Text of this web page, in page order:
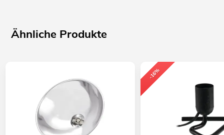
Ähnliche Produkte
-16%